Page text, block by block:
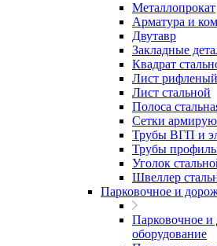
Металлопрокат
Арматура и
Двутавр
Закладные
Квадрат
Лист рифленый
Лист стальной
Полоса
Сетки
Трубы ВГП и
Трубы
Уголок
Швеллер
Парковочное и
Парковочное и
оборудование